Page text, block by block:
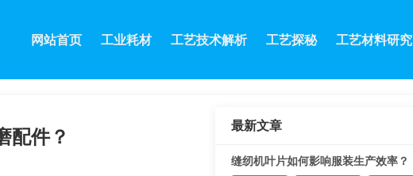
网站首页 工业耗材 工艺技术解析 工艺探秘 工艺材料研究
配件？ 最新文章
缝纫机叶片如何影响服装生产效率？